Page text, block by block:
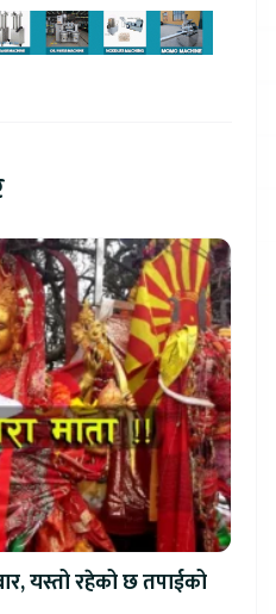
यस्तो रहेको छ तपाईको